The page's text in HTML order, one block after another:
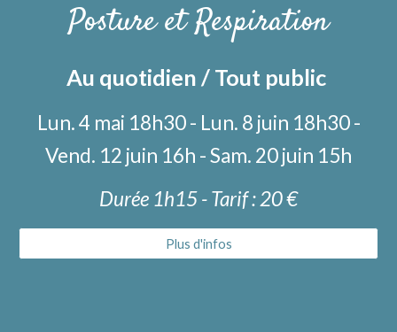
Posture et Respiration
Au quotidien / Tout public
Lun. 4 mai 18h30 - Lun. 8 juin 18h30 -
Vend. 12 juin 16h - Sam. 20 juin 15h
Durée 1h15 - Tarif : 20 €
Plus d'infos